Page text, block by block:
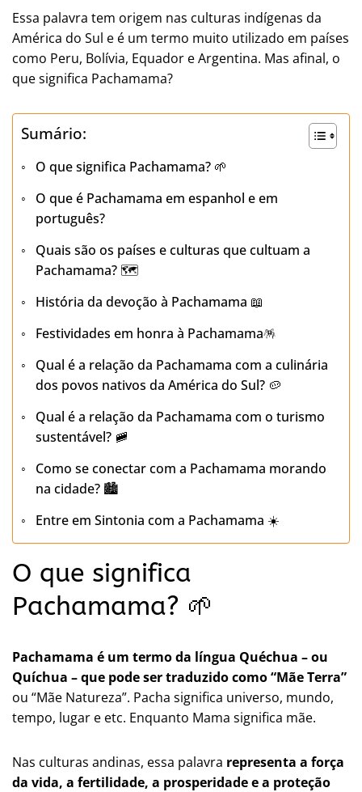
Essa palavra tem origem nas culturas indígenas da
América do Sul e é um termo muito utilizado em países
como Peru, Bolívia, Equador e Argentina. Mas afinal, o
que significa Pachamama?
Sumário:
O que significa Pachamama? 🌱
O que é Pachamama em espanhol e em
português?
Quais são os países e culturas que cultuam a
Pachamama? 🗺️
História da devoção à Pachamama 📖
Festividades em honra à Pachamama🪅
Qual é a relação da Pachamama com a culinária
dos povos nativos da América do Sul? 🥔
Qual é a relação da Pachamama com o turismo
sustentável? 🚞
Como se conectar com a Pachamama morando
na cidade? 🏙️
Entre em Sintonia com a Pachamama ☀️
O que significa
Pachamama? 🌱
Pachamama é um termo da língua Quéchua – ou
Quíchua – que pode ser traduzido como “Mãe Terra”
ou “Mãe Natureza”. Pacha significa universo, mundo,
tempo, lugar e etc. Enquanto Mama significa mãe.
Nas culturas andinas, essa palavra representa a força
da vida, a fertilidade, a prosperidade e a proteção